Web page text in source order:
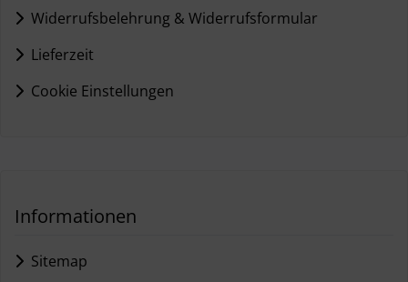
Widerrufsbelehrung & Widerrufsformular
Lieferzeit
Cookie Einstellungen
Informationen
Sitemap